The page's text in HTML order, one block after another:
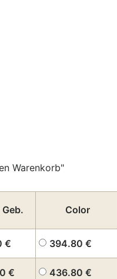
Warenkorb"
Color
€ 394.80 €
€ 436.80 €